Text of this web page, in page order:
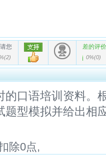
您
(2)
差的评价
0%(0)
的口语培训资料。
题型模拟并给出相
除0点,